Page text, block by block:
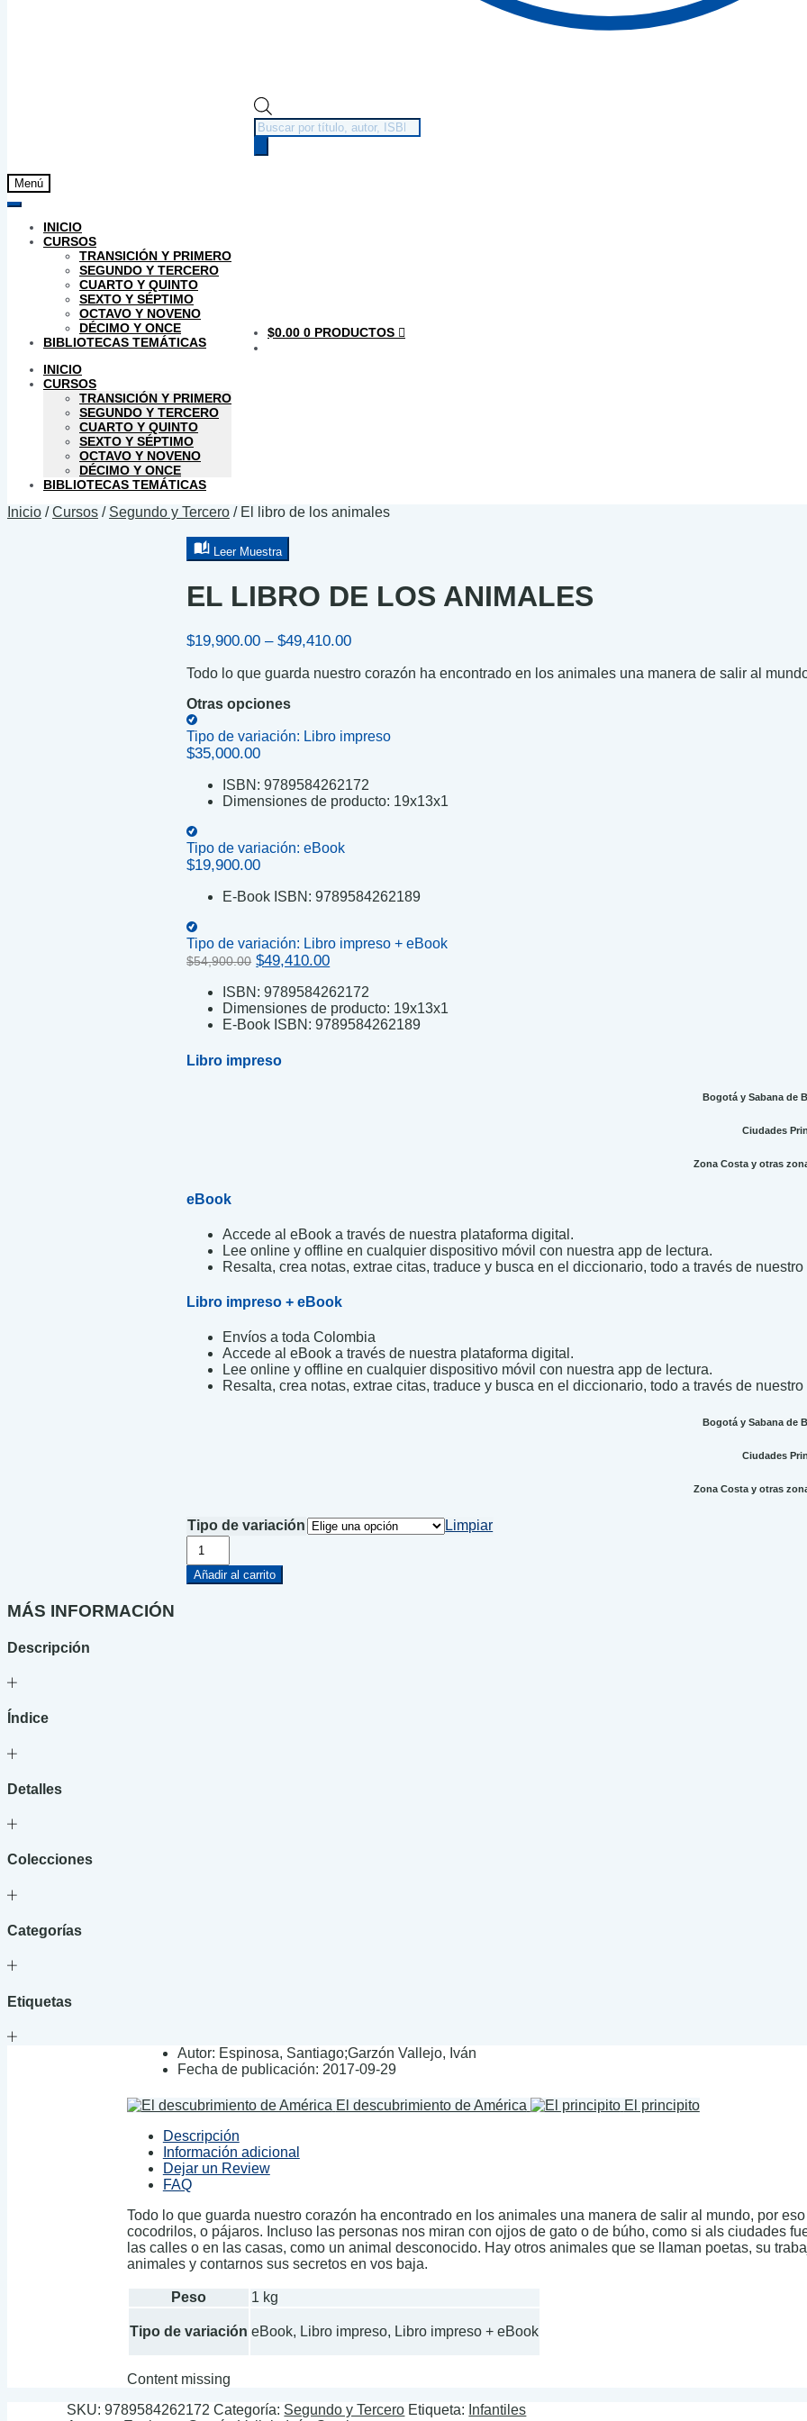
Búsqueda
de
productos
Menú
INICIO
CURSOS
TRANSICIÓN Y PRIMERO
SEGUNDO Y TERCERO
CUARTO Y QUINTO
SEXTO Y SÉPTIMO
OCTAVO Y NOVENO
DÉCIMO Y ONCE
BIBLIOTECAS TEMÁTICAS
INICIO
CURSOS
TRANSICIÓN Y PRIMERO
SEGUNDO Y TERCERO
CUARTO Y QUINTO
SEXTO Y SÉPTIMO
OCTAVO Y NOVENO
DÉCIMO Y ONCE
BIBLIOTECAS TEMÁTICAS
$0.00 0 PRODUCTOS
Inicio /Cursos / Segundo y Tercero / El libro de los animales
Leer Muestra
EL LIBRO DE LOS ANIMALES
$19,900.00 – $49,410.00Price
$19,900.00
Todo lo que guarda nuestro corazón ha encontrado en los animales una manera de salir al
Otras opciones
Tipo de variación: Libro impreso
$35,000.00
ISBN: 9789584262172
Dimensiones de producto: 19x13x1
Tipo de variación: eBook
$19,900.00
E-Book ISBN: 9789584262189
Tipo de variación: Libro impreso + eBook
$54,900.00 Original
was:
$54,900.00.
$49,410.00Current
is:
$49,410.00.
ISBN: 9789584262172
Dimensiones de producto: 19x13x1
E-Book ISBN: 9789584262189
Libro impreso
Bogotá y Sabana de
Ciudades
Zona Costa y otras
eBook
Accede al eBook a través de nuestra plataforma digital.
Lee online y offline en cualquier dispositivo móvil con nuestra app de lectura.
Resalta, crea notas, extrae citas, traduce y busca en el diccionario, todo a través de
Libro impreso + eBook
Envíos a toda Colombia
Accede al eBook a través de nuestra plataforma digital.
Lee online y offline en cualquier dispositivo móvil con nuestra app de lectura.
Resalta, crea notas, extrae citas, traduce y busca en el diccionario, todo a través de
Bogotá y Sabana de
Ciudades
Zona Costa y otras
Tipo de variación
Limpiar
libro
de
Añadir al carrito
MÁS INFORMACIÓN
Descripción
Índice
Detalles
Colecciones
Categorías
Etiquetas
Autor: Espinosa, Santiago;Garzón Vallejo, Iván
Fecha de publicación: 2017-09-29
El descubrimiento de América
El principito
Descripción
Información adicional
Dejar un Review
FAQ
Todo lo que guarda nuestro corazón ha encontrado en los animales una manera de salir al mundo, por
cocodrilos, o pájaros. Incluso las personas nos miran con ojjos de gato o de búho, como si als ciudades
las calles o en las casas, como un animal desconocido. Hay otros animales que se llaman poetas, su
animales y contarnos sus secretos en vos baja.
Peso 1 kg
Tipo de variación eBook, Libro impreso, Libro impreso + eBook
Content missing
SKU:9789584262172 Categoría: Segundo y Tercero Etiqueta: Infantiles